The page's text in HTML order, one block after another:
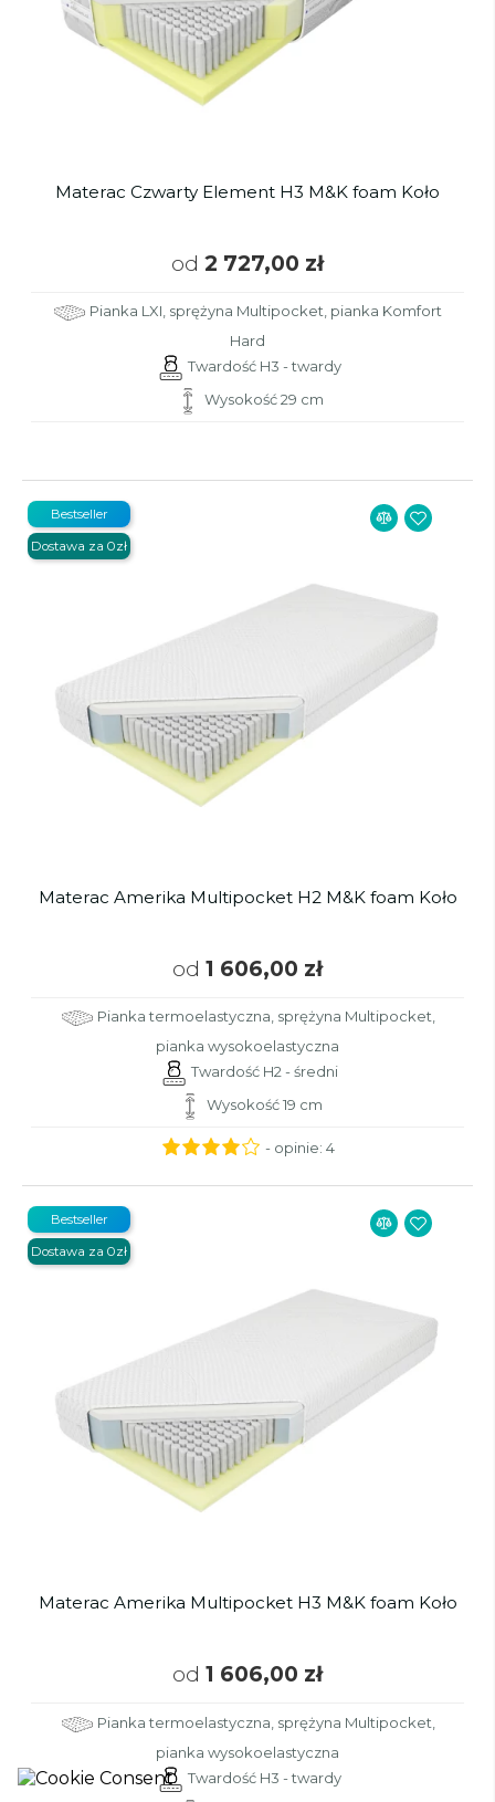
Materac Czwarty Element H3 M&K foam Koło
od 2 727,00 zł
Pianka LXI, sprężyna Multipocket, pianka Komfort
Hard
Twardość H3 - twardy
Wysokość 29 cm
Materac Amerika Multipocket H2 M&K foam Koło
od 1 606,00 zł
Pianka termoelastyczna, sprężyna Multipocket,
pianka wysokoelastyczna
Twardość H2 - średni
Wysokość 19 cm
Bestseller
Dostawa za 0zł
- opinie: 4
Materac Amerika Multipocket H3 M&K foam Koło
od 1 606,00 zł
Pianka termoelastyczna, sprężyna Multipocket,
pianka wysokoelastyczna
Twardość H3 - twardy
Bestseller
Dostawa za 0zł